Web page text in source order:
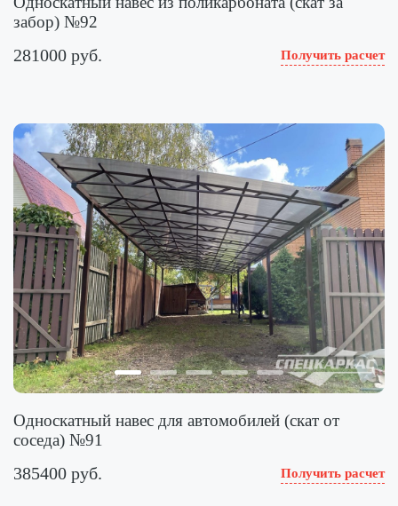
забор) №92
281000 руб. Получить расчет
Односкатный навес для автомобилей (скат от
соседа) №91
385400 руб. Получить расчет